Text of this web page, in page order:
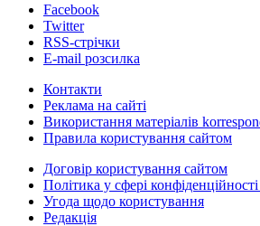
Facebook
Twitter
RSS-стрічки
E-mail розсилка
Контакти
Реклама на сайті
Використання матеріалів
Правила користування сайтом
Договір користування сайтом
Політика у сфері
Угода щодо користування
Редакція